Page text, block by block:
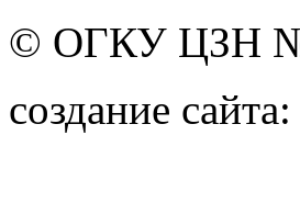
© ОГКУ ЦЗН
создание сайта: